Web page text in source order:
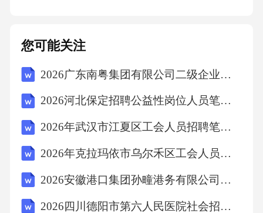
业模板选择标准简历模板要与求职岗位相匹配
选择与求职岗位相匹配的专业模板，突出求职
者的专业技能和经验。简历模板要简洁明了简
避免过于花哨的设计，让雇主能够一眼看到关
键信息。选择与个人特点相符的模板，展现求
职者的个性与差异化优势。123可视化设计软件
推荐MicrosoftWord常用的文档编辑软件，提供
您可能关注
2026广东南粤集团有限公司二级企业总经理岗位市场化招聘2人考试备考题库及答案详解
2026河北保定招聘公益性岗位人员笔试模拟试题及答案详解
2026年武汉市江夏区工会人员招聘笔试参考试题及答案详解
2026年克拉玛依市乌尔禾区工会人员招聘笔试备考试题及答案详解
2026安徽港口集团孙疃港务有限公司第二次社会招聘1人笔试备考试题及答案详解
2026四川德阳市第六人民医院社会招聘编外人员4人笔试参考题库及答案详解